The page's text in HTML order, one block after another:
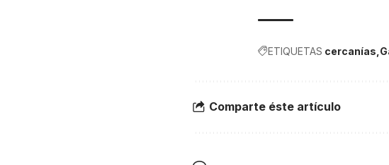
ETIQUETAS cercanías
Comparte éste artículo